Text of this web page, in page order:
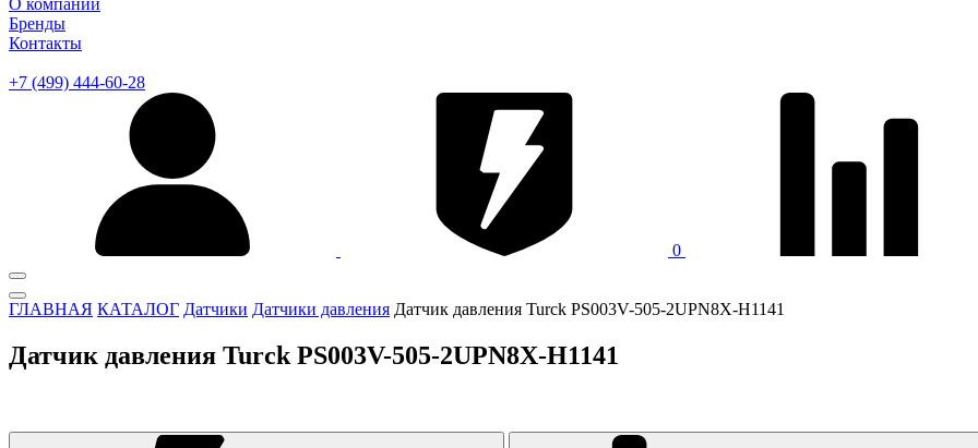
О компании
Бренды
Контакты
+7 (499) 444-60-28
0
ГЛАВНАЯ КАТАЛОГ Датчики Датчики давления Датчик давления Turck PS003V-505-2UPN8X-H1141
Датчик давления Turck PS003V-505-2UPN8X-H1141